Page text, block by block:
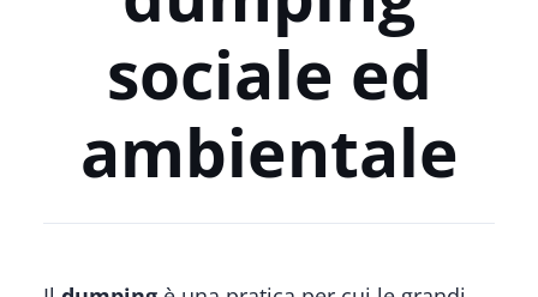
sociale ed
ambientale